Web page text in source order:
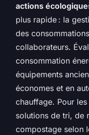
actions
plus rapide : la
des
collaborateurs.
consommation
équipements
économes et en
chauffage. Pour
solutions de tri, de
compostage selon